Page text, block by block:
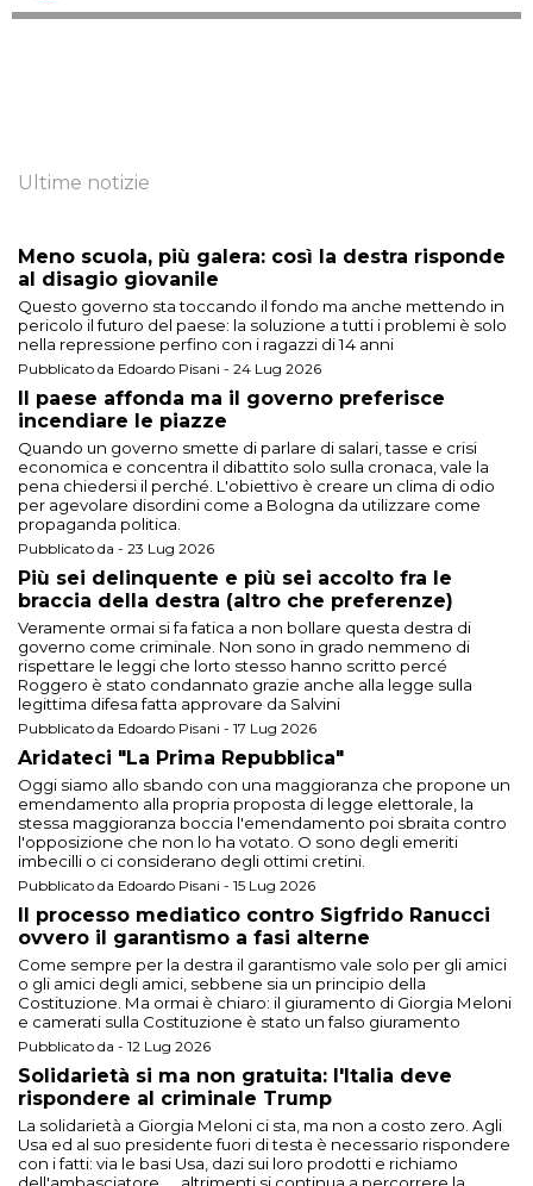
Ultime notizie
Meno scuola, più galera: così la destra risponde
al disagio giovanile
Questo governo sta toccando il fondo ma anche mettendo in
pericolo il futuro del paese: la soluzione a tutti i problemi è solo
nella repressione perfino con i ragazzi di 14 anni
Pubblicato da Edoardo Pisani - 24 Lug 2026
Il paese affonda ma il governo preferisce
incendiare le piazze
Quando un governo smette di parlare di salari, tasse e crisi
economica e concentra il dibattito solo sulla cronaca, vale la
pena chiedersi il perché. L'obiettivo è creare un clima di odio
per agevolare disordini come a Bologna da utilizzare come
propaganda politica.
Pubblicato da - 23 Lug 2026
Più sei delinquente e più sei accolto fra le
braccia della destra (altro che preferenze)
Veramente ormai si fa fatica a non bollare questa destra di
governo come criminale. Non sono in grado nemmeno di
rispettare le leggi che lorto stesso hanno scritto percé
Roggero è stato condannato grazie anche alla legge sulla
legittima difesa fatta approvare da Salvini
Pubblicato da Edoardo Pisani - 17 Lug 2026
Aridateci "La Prima Repubblica"
Oggi siamo allo sbando con una maggioranza che propone un
emendamento alla propria proposta di legge elettorale, la
stessa maggioranza boccia l'emendamento poi sbraita contro
l'opposizione che non lo ha votato. O sono degli emeriti
imbecilli o ci considerano degli ottimi cretini.
Pubblicato da Edoardo Pisani - 15 Lug 2026
Il processo mediatico contro Sigfrido Ranucci
ovvero il garantismo a fasi alterne
Come sempre per la destra il garantismo vale solo per gli amici
o gli amici degli amici, sebbene sia un principio della
Costituzione. Ma ormai è chiaro: il giuramento di Giorgia Meloni
e camerati sulla Costituzione è stato un falso giuramento
Pubblicato da - 12 Lug 2026
Solidarietà si ma non gratuita: l'Italia deve
rispondere al criminale Trump
La solidarietà a Giorgia Meloni ci sta, ma non a costo zero. Agli
Usa ed al suo presidente fuori di testa è necessario rispondere
con i fatti: via le basi Usa, dazi sui loro prodotti e richiamo
dell'ambasciatore .... altrimenti si continua a percorrere la